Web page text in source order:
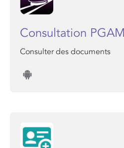
Consultation
Consulter des documents